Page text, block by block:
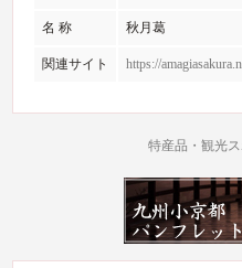
名 称 秋月葛
関連サイト https://
特産品・観光